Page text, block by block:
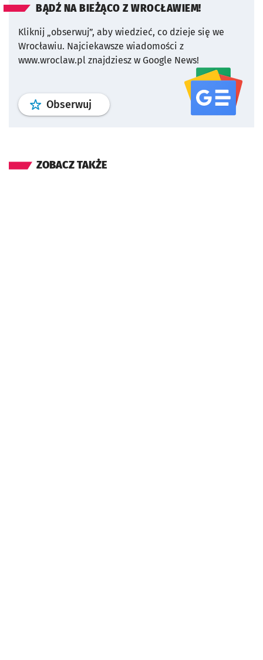
BĄDŹ NA BIEŻĄCO Z WROCŁAWIEM!
Kliknij „obserwuj”, aby wiedzieć, co dzieje się we
Wrocławiu. Najciekawsze wiadomości z
www.wroclaw.pl znajdziesz w Google News!
Obserwuj profil serwisu
ZOBACZ TAKŻE